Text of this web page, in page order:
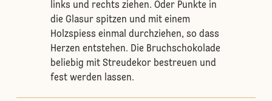
links und rechts ziehen. Oder Punkte in
die Glasur spitzen und mit einem
Holzspiess einmal durchziehen, so dass
Herzen entstehen. Die Bruchschokolade
beliebig mit Streudekor bestreuen und
fest werden lassen.